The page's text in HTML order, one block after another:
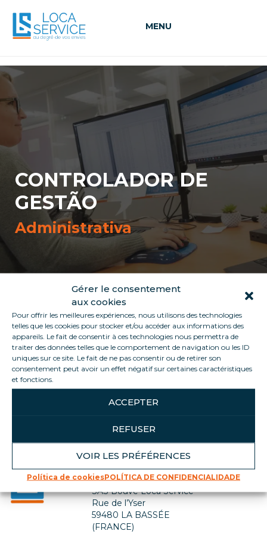
Gérer le consentement
aux cookies
Pour offrir les meilleures expériences, nous utilisons des technologies
telles que les cookies pour stocker et/ou accéder aux informations des
appareils. Le fait de consentir à ces technologies nous permettra de
traiter des données telles que le comportement de navigation ou les ID
uniques sur ce site. Le fait de ne pas consentir ou de retirer son
consentement peut avoir un effet négatif sur certaines caractéristiques
et fonctions.
ACCEPTER
REFUSER
VOIR LES PRÉFÉRENCES
Política de cookiesPOLÍTICA DE CONFIDENCIALIDADE
MENU
CONTROLADOR DE
GESTÃO
Administrativa
Voltar para a lista de empregos
Contate-nos
SIÈGE SOCIAL
SAS Bouve Loca Service
Rue de l’Yser
59480 LA BASSÉE
(FRANCE)